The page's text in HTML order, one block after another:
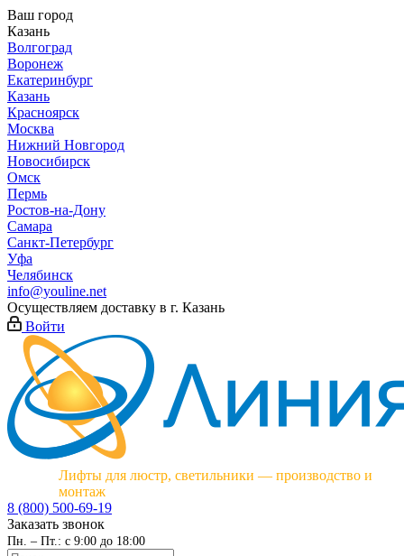
Ваш город
Казань
Волгоград
Воронеж
Екатеринбург
Казань
Красноярск
Москва
Нижний Новгород
Новосибирск
Омск
Пермь
Ростов-на-Дону
Самара
Санкт-Петербург
Уфа
Челябинск
info@youline.net
Осуществляем доставку в г. Казань
Войти
Лифты для люстр, светильники — производство и
монтаж
8 (800) 500-69-19
Заказать звонок
Пн. – Пт.: с 9:00 до 18:00